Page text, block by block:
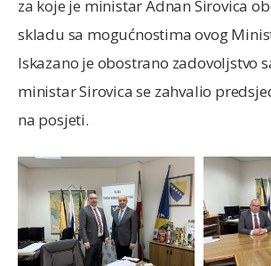
za koje je ministar Adnan Sirovica
skladu sa mogućnostima ovog
Iskazano je obostrano zadovoljstvo
ministar Sirovica se zahvalio
na posjeti.